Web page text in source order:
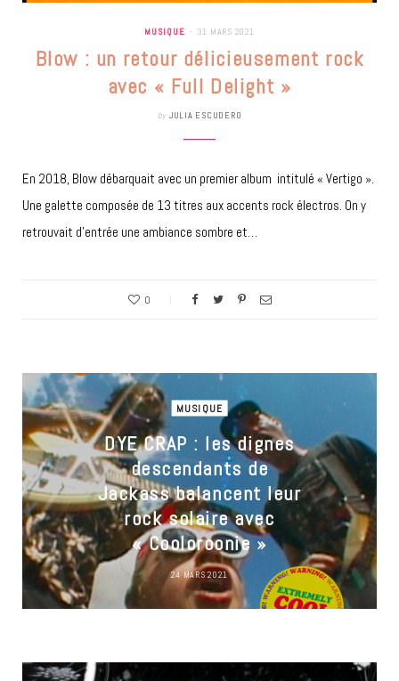
MUSIQUE 31 MARS 2021
Blow : un retour délicieusement rock
avec « Full Delight »
by JULIA ESCUDERO
En 2018, Blow débarquait avec un premier album intitulé « Vertigo ».
Une galette composée de 13 titres aux accents rock électros. On y
retrouvait d’entrée une ambiance sombre et…
0
MUSIQUE
DYE CRAP : les dignes
descendants de
Jackass balancent leur
rock solaire avec
« Cooloroonie »
24 MARS 2021